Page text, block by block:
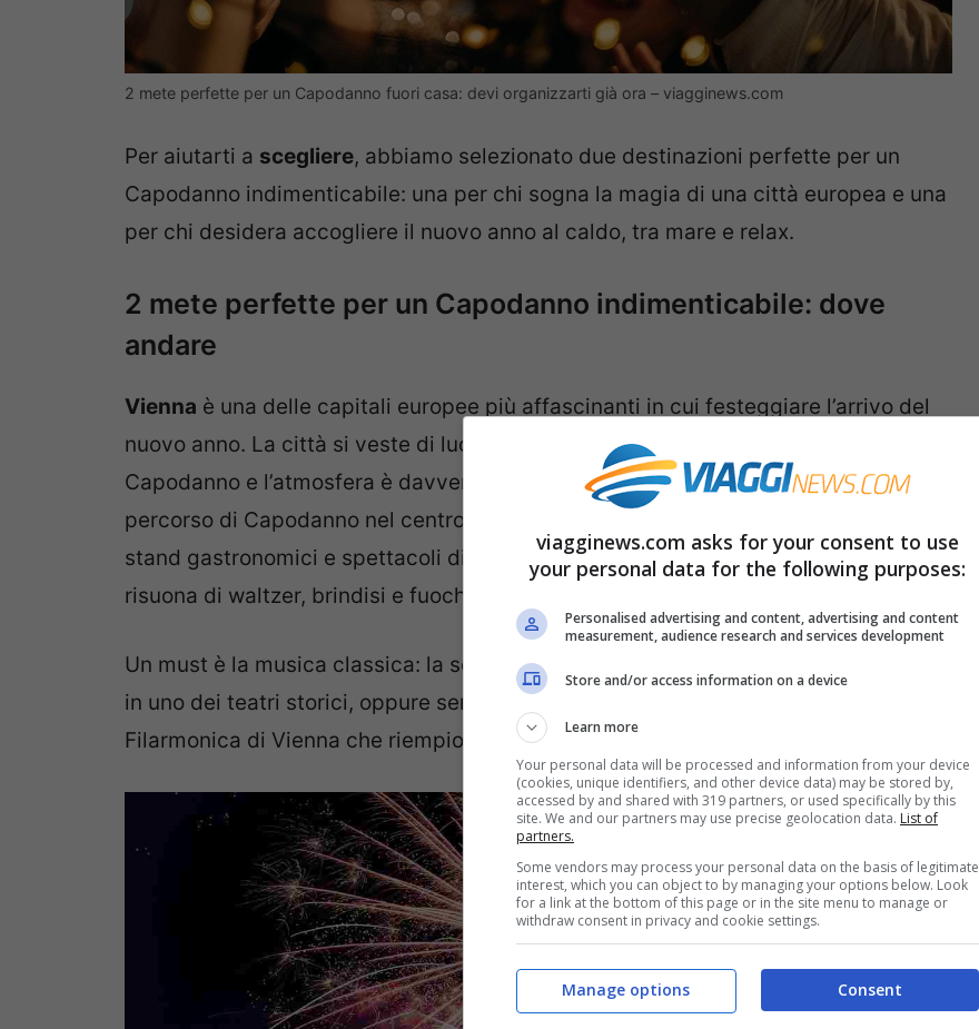
2 mete perfette per un Capodanno fuori casa: devi organizzarti già ora – viagginews.com
Per aiutarti a scegliere, abbiamo selezionato due destinazioni perfette per un
Capodanno indimenticabile: una per chi sogna la magia di una città europea e una
per chi desidera accogliere il nuovo anno al caldo, tra mare e relax.
2 mete perfette per un Capodanno indimenticabile: dove
andare
Vienna è una delle capitali europee più affascinanti in cui festeggiare l’arrivo del
nuovo anno. La città si veste di luci, i mercatini di Natale rimangono aperti fino a
Capodanno e l’atmosfera è davvero speciale. Il “Silvesterpfad”, il tradizionale
percorso di Capodanno nel centro storico, anima le piazze con musica dal vivo,
stand gastronomici e spettacoli di danza. Dalla mattina fino a tarda notte, la città
risuona di waltzer, brindisi e fuochi d’artificio.
Un must è la musica classica: la sera del 31 dicembre puoi assistere a un concerto
in uno dei teatri storici, oppure semplicemente goderti le note dell’Orchestra
Filarmonica di Vienna che riempiono le strade.
viagginews.com asks for your consent to use
your personal data for the following purposes:
Personalised advertising and content, advertising and content
measurement, audience research and services development
Store and/or access information on a device
Learn more
Your personal data will be processed and information from your device
(cookies, unique identifiers, and other device data) may be stored by,
accessed by and shared with 319 partners, or used specifically by this
site. We and our partners may use precise geolocation data. List of
partners.
Some vendors may process your personal data on the basis of legitimate
interest, which you can object to by managing your options below. Look
for a link at the bottom of this page or in the site menu to manage or
withdraw consent in privacy and cookie settings.
Consent
Manage options